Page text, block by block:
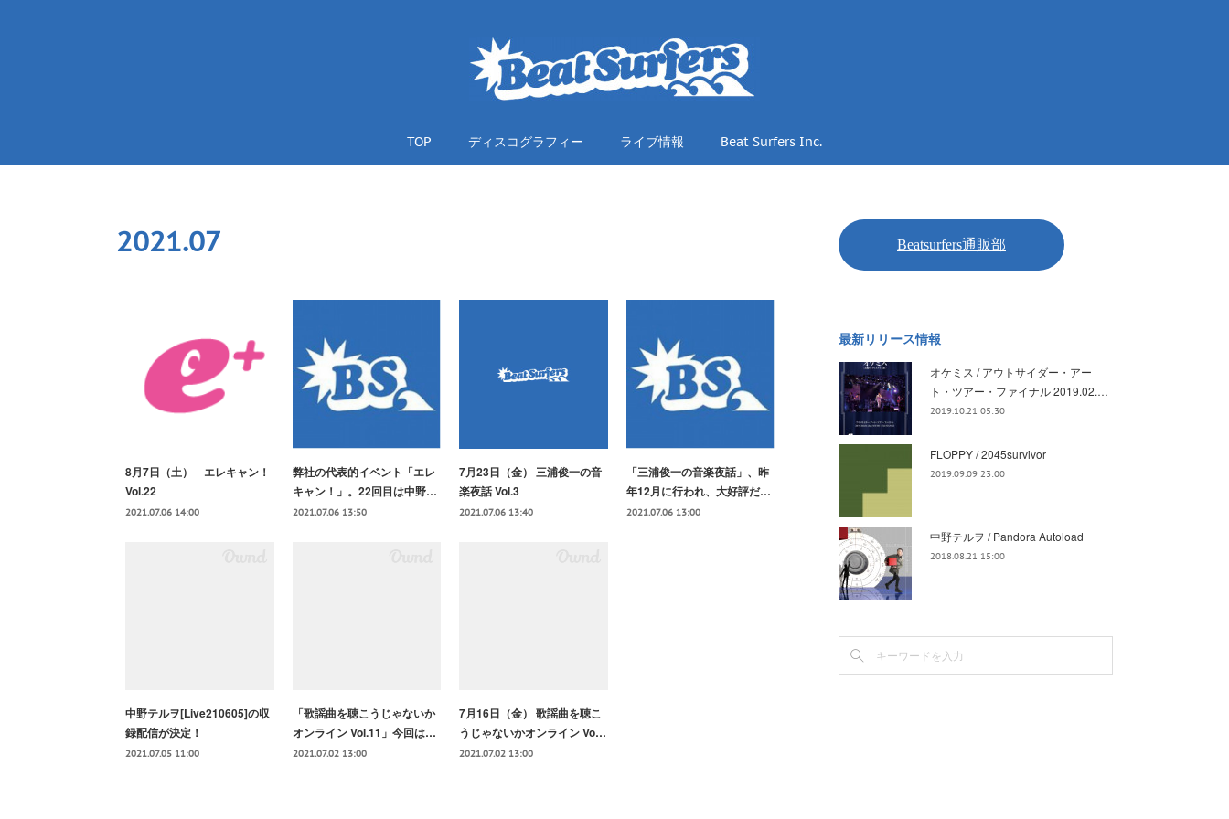
TOP ディスコグラフィー ライブ情報 Beat Surfers Inc.
2021.07
8月7日（土） エレキャン！
Vol.22
2021.07.06 14:00
弊社の代表的イベント「エレ
キャン！」。22回目は中野…
2021.07.06 13:50
7月23日（金） 三浦俊一の音
楽夜話 Vol.3
2021.07.06 13:40
「三浦俊一の音楽夜話」、昨
年12月に行われ、大好評だ…
2021.07.06 13:00
中野テルヲ[Live210605]の収
録配信が決定！
2021.07.05 11:00
「歌謡曲を聴こうじゃないか
オンライン Vol.11」今回は…
2021.07.02 13:00
7月16日（金） 歌謡曲を聴こ
うじゃないかオンライン Vo…
2021.07.02 13:00
最新リリース情報
オケミス / アウトサイダー・アー
ト・ツアー・ファイナル 2019.02.…
2019.10.21 05:30
FLOPPY / 2045survivor
2019.09.09 23:00
中野テルヲ / Pandora Autoload
2018.08.21 15:00